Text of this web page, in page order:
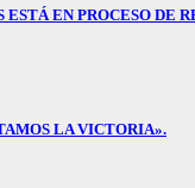
EN PROCESO DE
LA VICTORIA».